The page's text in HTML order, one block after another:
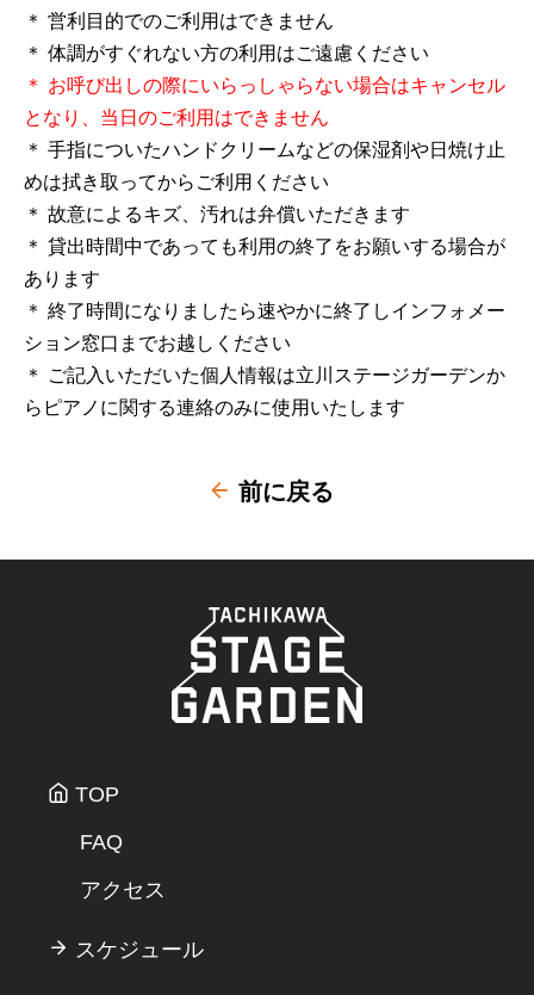
＊ 営利目的でのご利用はできません
＊ 体調がすぐれない方の利用はご遠慮ください
＊ お呼び出しの際にいらっしゃらない場合はキャンセル
となり、当日のご利用はできません
＊ 手指についたハンドクリームなどの保湿剤や日焼け止
めは拭き取ってからご利用ください
＊ 故意によるキズ、汚れは弁償いただきます
＊ 貸出時間中であっても利用の終了をお願いする場合が
あります
＊ 終了時間になりましたら速やかに終了しインフォメー
ション窓口までお越しください
＊ ご記入いただいた個人情報は立川ステージガーデンか
らピアノに関する連絡のみに使用いたします
前に戻る
TOP
FAQ
アクセス
スケジュール